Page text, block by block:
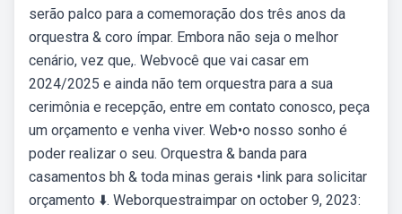
serão palco para a comemoração dos três anos da
orquestra & coro ímpar. Embora não seja o melhor
cenário, vez que,. Webvocê que vai casar em
2024/2025 e ainda não tem orquestra para a sua
cerimônia e recepção, entre em contato conosco, peça
um orçamento e venha viver. Web•o nosso sonho é
poder realizar o seu. Orquestra & banda para
casamentos bh & toda minas gerais •link para solicitar
orçamento ⬇️. Weborquestraimpar on october 9, 2023: